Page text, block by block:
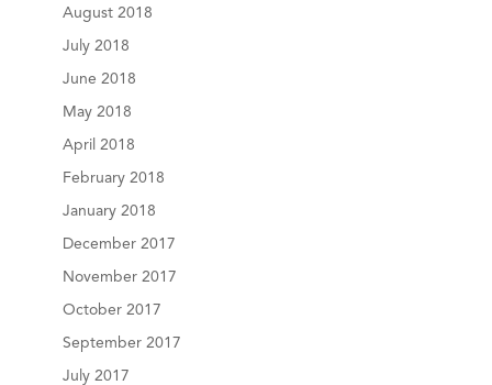
August 2018
July 2018
June 2018
May 2018
April 2018
February 2018
January 2018
December 2017
November 2017
October 2017
September 2017
July 2017